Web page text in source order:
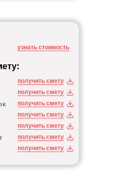
узнать стоимость
получить смету
получить смету
получить смету
получить смету
получить смету
получить смету
получить смету